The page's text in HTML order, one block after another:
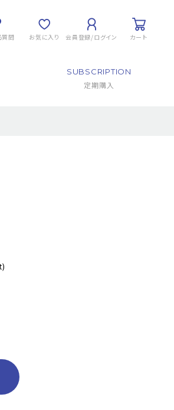
質問 お気に入り 会員登録/ログイン カート
SUBSCRIPTION
定期購入